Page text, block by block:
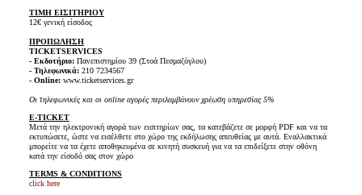
ΤΙΜΗΕΙΣΙΤΗΡΙΟΥ
12€ γενική είσοδος
ΠΡΟΠΩΛΗΣΗ
TICKETSERVICES
- Εκδοτήριο:Πανεπιστημίου 39 (Στοά Πεσμαζόγλου)
- Τηλεφωνικά:210 7234567
- Online:www.ticketservices.gr
Οι τηλεφωνικές και οι online αγορές περιλαμβάνουν χρέωση υπηρεσίας 5%
E-TICKET
Μετά την ηλεκτρονική αγορά των εισιτηρίων σας, τα κατεβάζετε σε μορφή PDF και να τα
εκτυπώσετε, ώστε να εισέλθετε στο χώρο της εκδήλωσης απευθείας με αυτά. Εναλλακτικά
μπορείτε να τα έχετε αποθηκευμένα σε κινητή συσκευή για να τα επιδείξετε στην οθόνη
κατά την είσοδό σας στον χώρο
TERMS & CONDITIONS
click here